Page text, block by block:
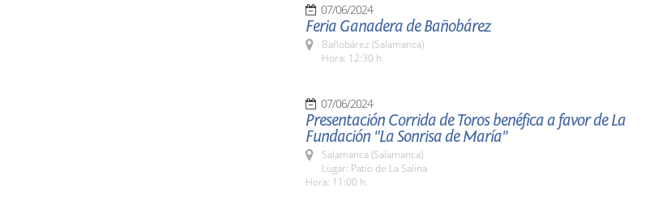
07/06/2024
Feria Ganadera de Bañobárez
Bañobárez (Salamanca)
Hora: 12:30 h.
07/06/2024
Presentación Corrida de Toros benéfica a favor de La
Fundación "La Sonrisa de María"
Salamanca (Salamanca)
Lugar: Patio de La Salina
Hora: 11:00 h.